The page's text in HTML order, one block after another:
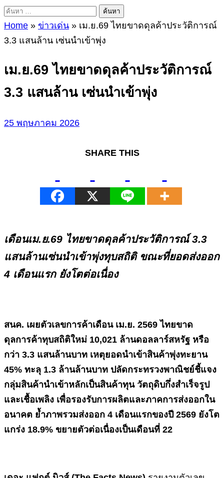
ค้นหา
สำหรับ:
Home » ข่าวเด่น » เม.ย.69 ไทยขาดดุลค้าประวัติการณ์
3.3 แสนล้าน เซ่นนำเข้าพุ่ง
เม.ย.69 ไทยขาดดุลค้าประวัติการณ์
3.3 แสนล้าน เซ่นนำเข้าพุ่ง
25 พฤษภาคม 2026
SHARE THIS
เดือนเม.ย.69 ไทยขาดดุลค้าประวัติการณ์3.3
แสนล้านเซ่นนำเข้าพุ่งทุบสถิติ ขณะที่ยอดส่งออก
4 เดือนแรก ยังโตต่อเนื่อง
สนค. เผยตัวเลขการค้าเดือน เม.ย. 2569 ไทยขาด
ดุลการค้าทุบสถิติใหม่ 10,021 ล้านดอลลาร์สหรัฐ หรือ
กว่า 3.3 แสนล้านบาท เหตุยอดนำเข้าสินค้าพุ่งทะยาน
45% ทะลุ 1.3 ล้านล้านบาท ปลัดกระทรวงพาณิชย์ชี้แจง
กลุ่มสินค้านำเข้าหลักเป็นสินค้าทุน วัตถุดิบกึ่งสำเร็จรูป
และเชื้อเพลิง เพื่อรองรับการผลิตและภาคการส่งออกใน
อนาคต ย้ำภาพรวมส่งออก 4 เดือนแรกของปี 2569 ยังโต
แกร่ง 18.9% ขยายตัวต่อเนื่องเป็นเดือนที่ 22